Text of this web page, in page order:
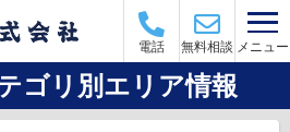
電話 無料相談 メニュー
ゴリ別エリア情報